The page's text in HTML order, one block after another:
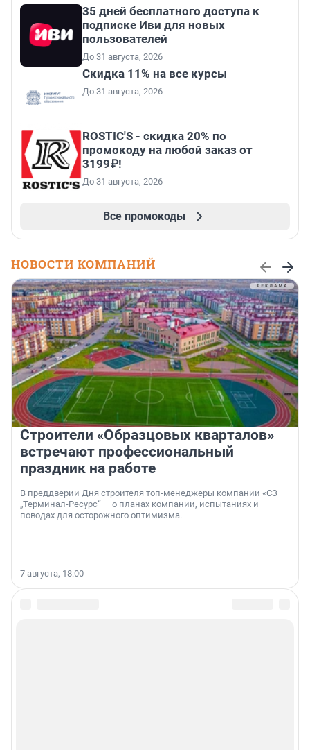
35 дней бесплатного доступа к
подписке Иви для новых
пользователей
До 31 августа, 2026
Скидка 11% на все курсы
До 31 августа, 2026
ROSTIC'S - скидка 20% по
промокоду на любой заказ от
3199₽!
До 31 августа, 2026
Все промокоды
НОВОСТИ КОМПАНИЙ
Строители «Образцовых кварталов»
встречают профессиональный
праздник на работе
В преддверии Дня строителя топ-менеджеры компании «СЗ
„Терминал-Ресурс“ — о планах компании, испытаниях и
поводах для осторожного оптимизма.
7 августа, 18:00